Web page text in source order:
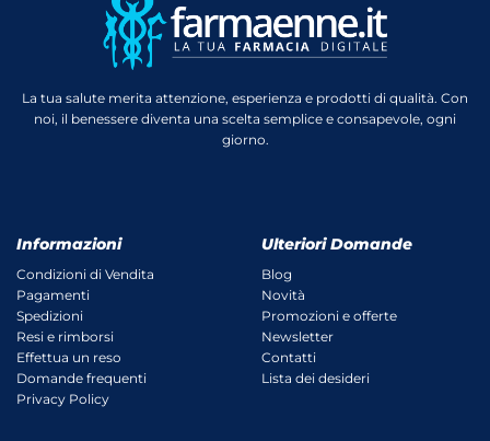
La tua salute merita attenzione, esperienza e prodotti di qualità. Con
noi, il benessere diventa una scelta semplice e consapevole, ogni
giorno.
Informazioni
Condizioni di Vendita
Pagamenti
Spedizioni
Resi e rimborsi
Effettua un reso
Domande frequenti
Privacy Policy
Ulteriori Domande
Blog
Novità
Promozioni e offerte
Newsletter
Contatti
Lista dei desideri